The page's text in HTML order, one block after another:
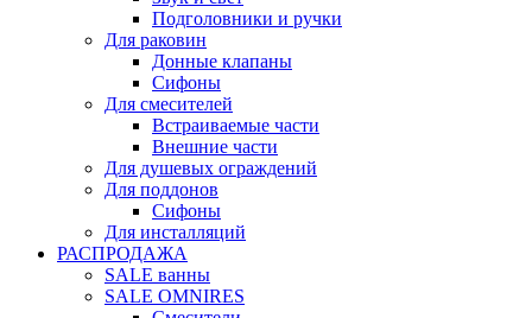
Подголовники и ручки
Для раковин
Донные клапаны
Сифоны
Для смесителей
Встраиваемые части
Внешние части
Для душевых ограждений
Для поддонов
Сифоны
Для инсталляций
РАСПРОДАЖА
SALE ванны
SALE OMNIRES